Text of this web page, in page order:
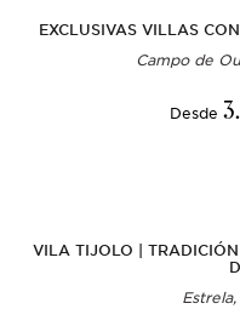
EXCLUSIVAS VILLAS
Campo de
Desde
VILA TIJOLO |